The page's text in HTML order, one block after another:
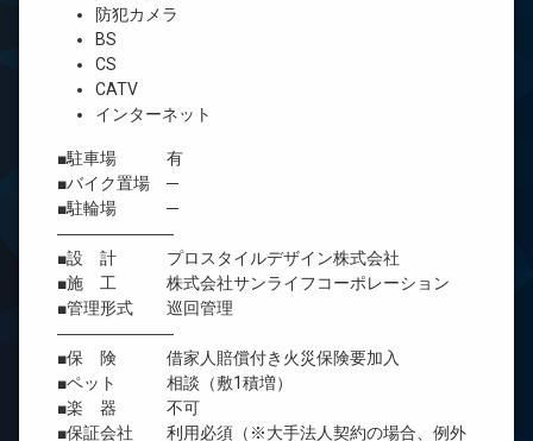
防犯カメラ
BS
CS
CATV
インターネット
■駐車場 有
■バイク置場 ─
■駐輪場 ─
―――――――
■設 計 プロスタイルデザイン株式会社
■施 工 株式会社サンライフコーポレーション
■管理形式 巡回管理
―――――――
■保 険 借家人賠償付き火災保険要加入
■ペット 相談（敷1積増）
■楽 器 不可
■保証会社 利用必須（※大手法人契約の場合、例外